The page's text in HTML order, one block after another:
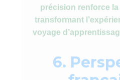
précision renforce
transformant
voyage
6.